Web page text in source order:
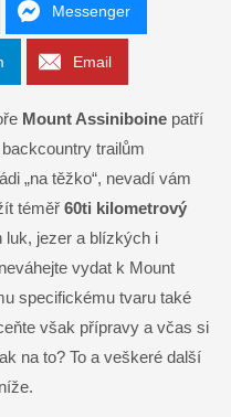
Messenger
Email
Mount Assiniboine patří
trailům
„na těžko“, nevadí vám
téměř 60ti kilometrový
luk, jezer a blízkých i
vydat k Mount
specifickému tvaru také
však přípravy a včas si
na to? To a veškeré další